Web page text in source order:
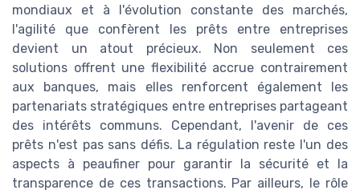
mondiaux et à l'évolution constante des marchés,
l'agilité que confèrent les prêts entre entreprises
devient un atout précieux. Non seulement ces
solutions offrent une flexibilité accrue contrairement
aux banques, mais elles renforcent également les
partenariats stratégiques entre entreprises partageant
des intérêts communs. Cependant, l'avenir de ces
prêts n'est pas sans défis. La régulation reste l'un des
aspects à peaufiner pour garantir la sécurité et la
transparence de ces transactions. Par ailleurs, le rôle